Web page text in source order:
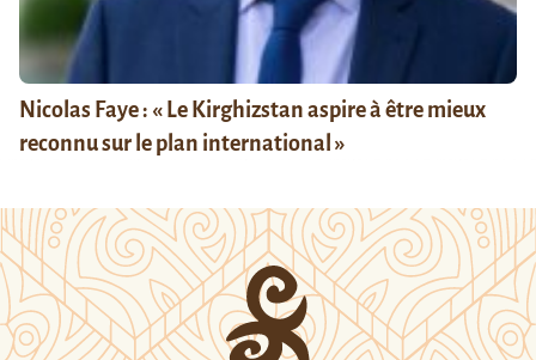
Nicolas Faye : « Le Kirghizstan aspire à être mieux
reconnu sur le plan international »